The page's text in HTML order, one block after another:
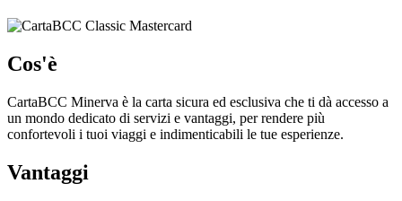
Cos'è
CartaBCC Minerva è la carta sicura ed esclusiva che ti dà accesso a
un mondo dedicato di servizi e vantaggi, per rendere più
confortevoli i tuoi viaggi e indimenticabili le tue esperienze.
Vantaggi